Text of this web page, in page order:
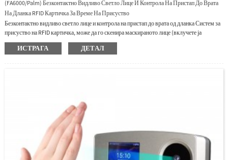
(FA6000/Palm) Безконтактно Видливо Светло Лице И Контрола На Пристап До Врата
На Дланка RFID Картичка За Време На Присуство
Безконтактно видливо светло лице и контрола на пристап до врата од дланка Систем за
присуство на RFID картичка, може да го скенира маскираното лице (вклучете ја
функцијата за овозможување откривање маска) и скенирање на RFID бесконтактните
картички и проверка на дланката.Дополнете ја светлината во темна средина.Неконтакт
ИСТРАГА ДЕТАЛ